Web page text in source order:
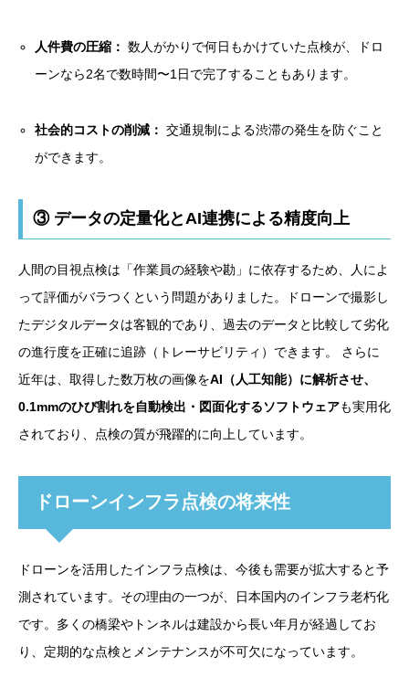
人件費の圧縮： 数人がかりで何日もかけていた点検が、ドロ
ーンなら2名で数時間〜1日で完了することもあります。
社会的コストの削減： 交通規制による渋滞の発生を防ぐこと
ができます。
③ データの定量化とAI連携による精度向上
人間の目視点検は「作業員の経験や勘」に依存するため、人によ
って評価がバラつくという問題がありました。ドローンで撮影し
たデジタルデータは客観的であり、過去のデータと比較して劣化
の進行度を正確に追跡（トレーサビリティ）できます。 さらに
近年は、取得した数万枚の画像をAI（人工知能）に解析させ、
0.1mmのひび割れを自動検出・図面化するソフトウェアも実用化
されており、点検の質が飛躍的に向上しています。
ドローンインフラ点検の将来性
ドローンを活用したインフラ点検は、今後も需要が拡大すると予
測されています。その理由の一つが、日本国内のインフラ老朽化
です。多くの橋梁やトンネルは建設から長い年月が経過してお
り、定期的な点検とメンテナンスが不可欠になっています。